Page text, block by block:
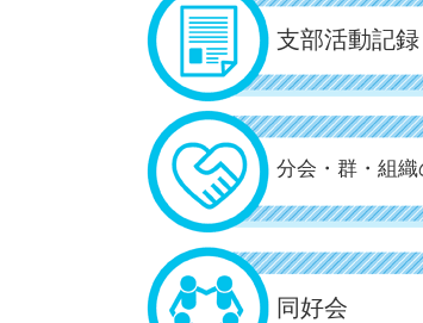
支部活動記録
分会・群・組織
同好会